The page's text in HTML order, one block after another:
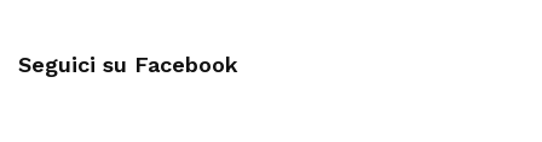
Seguici su Facebook